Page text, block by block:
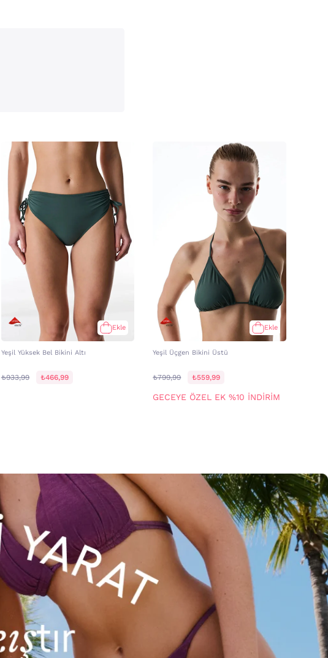
Ekle
Yeşil Yüksek Bel Bikini Altı
₺933,99 ₺466,99
Ekle
Yeşil Üçgen Bikini Üstü
₺799,99 ₺559,99
GECEYE ÖZEL EK %10 İNDİRİM